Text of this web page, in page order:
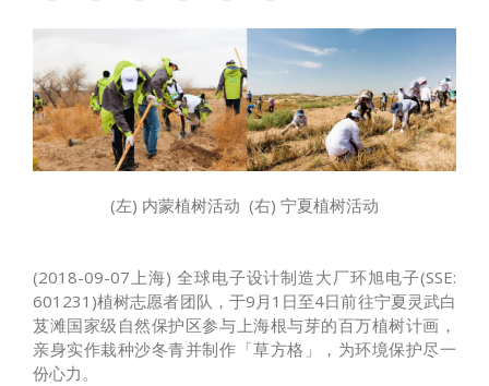
(左) 内蒙植树活动 (右) 宁夏植树活动
(2018-09-07上海) 全球电子设计制造大厂环旭电子(SSE:
601231)植树志愿者团队，于9月1日至4日前往宁夏灵武白
芨滩国家级自然保护区参与上海根与芽的百万植树计画，
亲身实作栽种沙冬青并制作「草方格」，为环境保护尽一
份心力。